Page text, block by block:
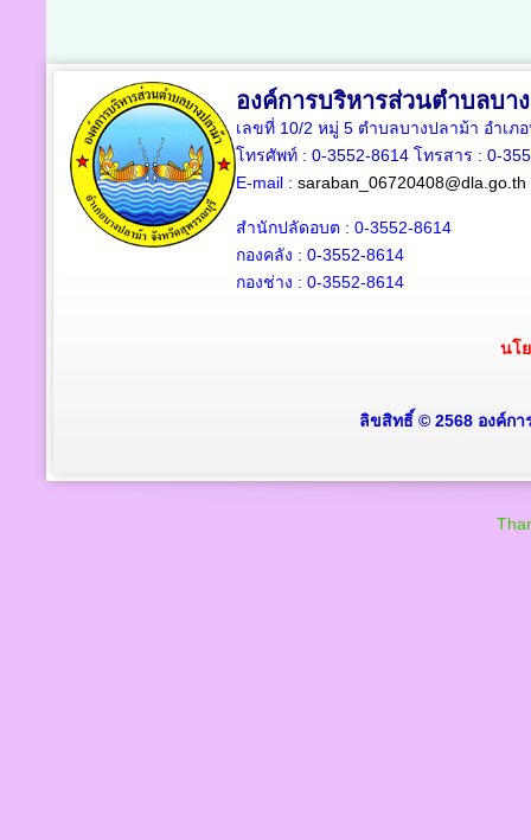
องค์การบริหารส่วนตำบลบา
เลขที่ 10/2 หมู่ 5 ตำบลบางปลาม้า อำเ
โทรศัพท์ : 0-3552-8614 โทรสาร : 0-
E-mail : saraban_06720408@dla.go.th
สำนักปลัดอบต : 0-3552-8614
กองคลัง : 0-3552-8614
กองช่าง : 0-3552-8614
นโ
ลิขสิทธิ์ © 2568 องค์ก